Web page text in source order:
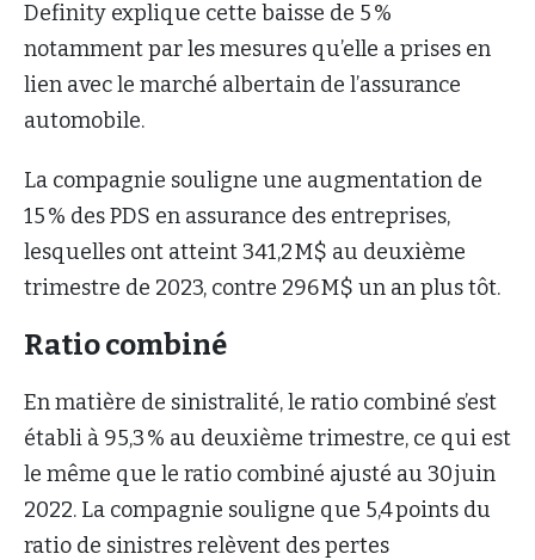
Definity explique cette baisse de 5 %
notamment par les mesures qu’elle a prises en
lien avec le marché albertain de l’assurance
automobile.
La compagnie souligne une augmentation de
15 % des PDS en assurance des entreprises,
lesquelles ont atteint 341,2 M$ au deuxième
trimestre de 2023, contre 296 M$ un an plus tôt.
Ratio combiné
En matière de sinistralité, le ratio combiné s’est
établi à 95,3 % au deuxième trimestre, ce qui est
le même que le ratio combiné ajusté au 30 juin
2022. La compagnie souligne que 5,4 points du
ratio de sinistres relèvent des pertes